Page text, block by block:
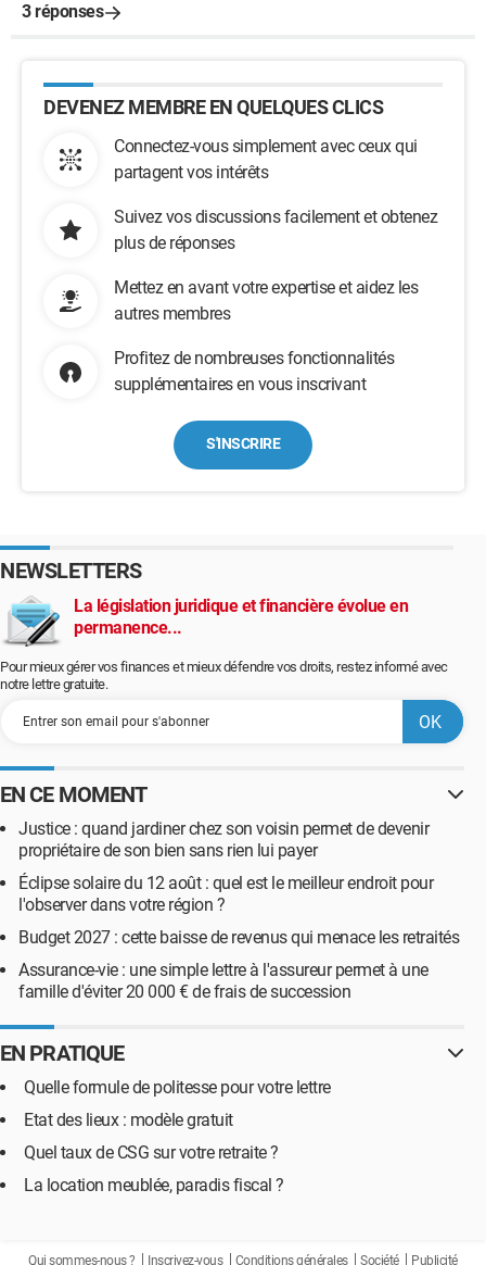
3 réponses
DEVENEZ MEMBRE EN QUELQUES CLICS
Connectez-vous simplement avec ceux qui
partagent vos intérêts
Suivez vos discussions facilement et obtenez
plus de réponses
Mettez en avant votre expertise et aidez les
autres membres
Profitez de nombreuses fonctionnalités
supplémentaires en vous inscrivant
S'INSCRIRE
NEWSLETTERS
La législation juridique et financière évolue en
permanence...
Pour mieux gérer vos finances et mieux défendre vos droits, restez informé avec
notre lettre gratuite.
EN CE MOMENT
Justice : quand jardiner chez son voisin permet de devenir
propriétaire de son bien sans rien lui payer
Éclipse solaire du 12 août : quel est le meilleur endroit pour
l'observer dans votre région ?
Budget 2027 : cette baisse de revenus qui menace les retraités
Assurance-vie : une simple lettre à l'assureur permet à une
famille d'éviter 20 000 € de frais de succession
EN PRATIQUE
Quelle formule de politesse pour votre lettre
Etat des lieux : modèle gratuit
Quel taux de CSG sur votre retraite ?
La location meublée, paradis fiscal ?
Qui sommes-nous ? Inscrivez-vous Conditions générales Société Publicité